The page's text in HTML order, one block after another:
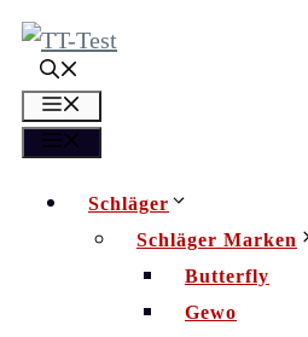
Zum
Inhalt
springen
Schläger
Schläger Marken
Butterfly
Gewo